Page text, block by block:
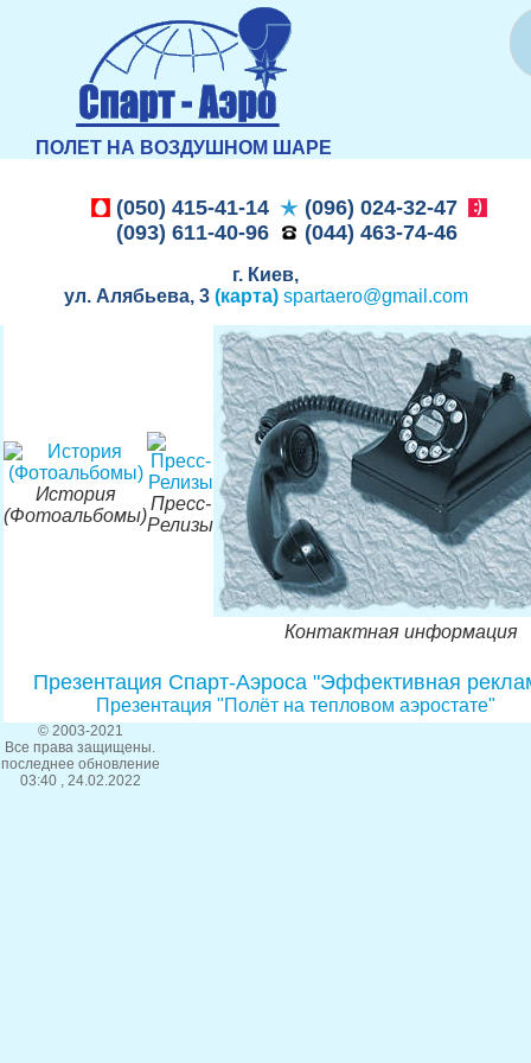
ПОЛЕТ НА ВОЗДУШНОМ ШАРЕ
(050) 415-41-14
(096) 024-32-47
(093) 611-40-96
(044) 463-74-46
г. Киев,
ул. Алябьева, 3 (карта) spartaero@gmail.com
История
(Фотоальбомы)
Пресс-
Релизы
Контактная информация
Презентация Спарт-Аэроса "Эффективная
Презентация "Полёт на тепловом аэростате"
© 2003-2021
Все права защищены.
последнее обновление
03:40 , 24.02.2022